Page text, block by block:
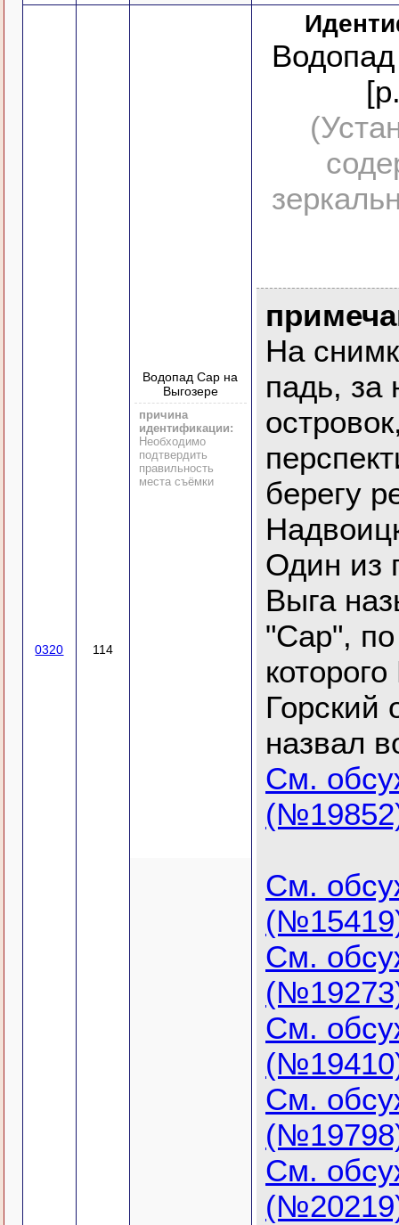
0320 114
Водопад Сар на
Выгозере
причина
идентификации:
Необходимо
подтвердить
правильность
места съёмки
На
падь, за
берегу
Один из
Выга
"Сар",
Горский
назвал
См.
См.
См.
См.
См.
См.